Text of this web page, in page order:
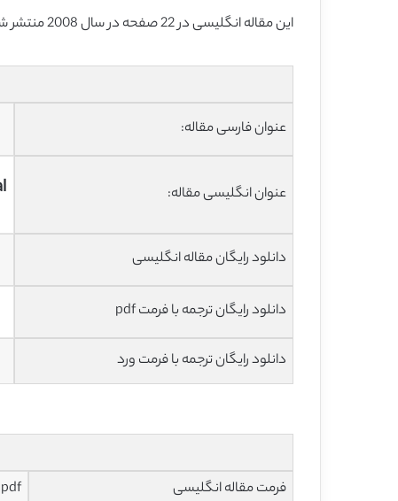
این مقاله انگلیسی در 22 صفحه در سال 2008 منتشر شده و ترجمه آن 23 صفحه بوده و آماده دانلود رایگان می باشد.
عنوان فارسی مقاله:
عنوان انگلیسی مقاله:
دانلود رایگان مقاله انگلیسی
دانلود رایگان ترجمه با فرمت pdf
دانلود رایگان ترجمه با فرمت ورد
فرمت مقاله انگلیسی
pdf